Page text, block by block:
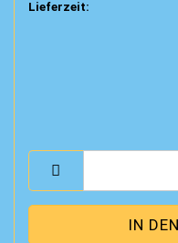
Lieferzeit: